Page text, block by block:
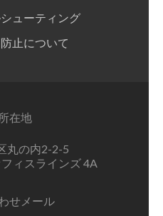
ューティング
止について
在地
丸の内2-2-5
ィスラインズ 4A
せメール